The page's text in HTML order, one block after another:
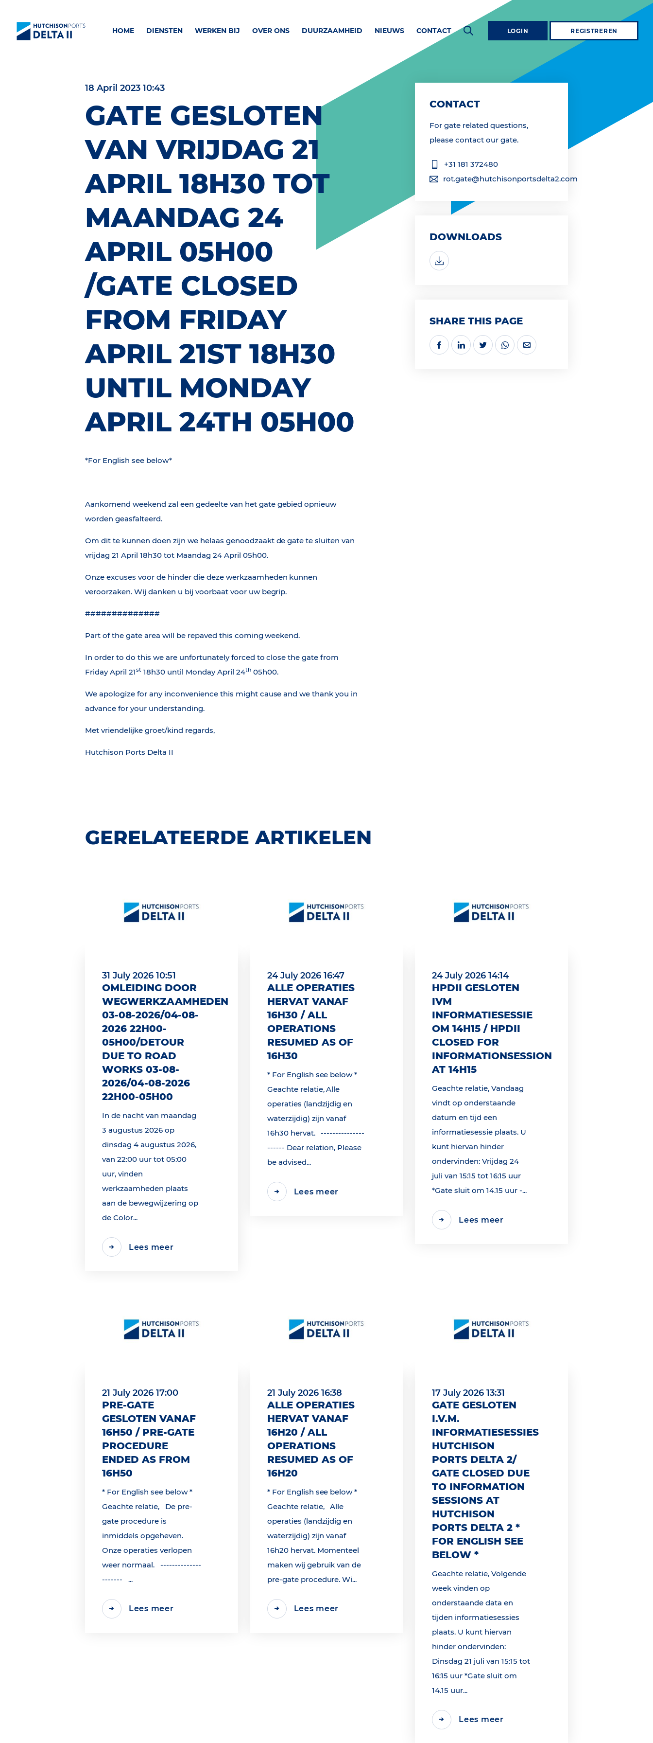
HOME DIENSTEN WERKEN BIJ OVER ONS DUURZAAMHEID NIEUWS CONTACT LOGIN REGISTREREN
18 April 2023 10:43
GATE GESLOTEN
VAN VRIJDAG 21
APRIL 18H30 TOT
MAANDAG 24
APRIL 05H00
/GATE CLOSED
FROM FRIDAY
APRIL 21ST 18H30
UNTIL MONDAY
APRIL 24TH 05H00
*For English see below*
Aankomend weekend zal een gedeelte van het gate gebied opnieuw
worden geasfalteerd.
Om dit te kunnen doen zijn we helaas genoodzaakt de gate te sluiten van
vrijdag 21 April 18h30 tot Maandag 24 April 05h00.
Onze excuses voor de hinder die deze werkzaamheden kunnen
veroorzaken. Wij danken u bij voorbaat voor uw begrip.
##############
Part of the gate area will be repaved this coming weekend.
In order to do this we are unfortunately forced to close the gate from
Friday April 21st18h30 until Monday April 24th05h00.
We apologize for any inconvenience this might cause and we thank you in
advance for your understanding.
Met vriendelijke groet/kind regards,
Hutchison Ports Delta II
CONTACT
For gate related questions,
please contact our gate.
+31 181 372480
rot.gate@hutchisonportsdelta2.com
DOWNLOADS
SHARE THIS PAGE
GERELATEERDE ARTIKELEN
31 July 2026 10:51
OMLEIDING DOOR
WEGWERKZAAMHEDEN
03-08-2026/04-08-
2026 22H00-
05H00/DETOUR
DUE TO ROAD
WORKS 03-08-
2026/04-08-2026
22H00-05H00
In de nacht van maandag
3 augustus 2026 op
dinsdag 4 augustus 2026,
van 22:00 uur tot 05:00
uur, vinden
werkzaamheden plaats
aan de bewegwijzering op
de Color...
Lees meer
24 July 2026 16:47
ALLE OPERATIES
HERVAT VANAF
16H30 / ALL
OPERATIONS
RESUMED AS OF
16H30
* For English see below *
Geachte relatie, Alle
operaties (landzijdig en
waterzijdig) zijn vanaf
16h30 hervat. ---------------
------ Dear relation, Please
be advised...
Lees meer
24 July 2026 14:14
HPDII GESLOTEN
IVM
INFORMATIESESSIE
OM 14H15 / HPDII
CLOSED FOR
INFORMATIONSESSION
AT 14H15
Geachte relatie, Vandaag
vindt op onderstaande
datum en tijd een
informatiesessie plaats. U
kunt hiervan hinder
ondervinden: Vrijdag 24
juli van 15:15 tot 16:15 uur
*Gate sluit om 14.15 uur -...
Lees meer
21 July 2026 17:00
PRE-GATE
GESLOTEN VANAF
16H50 / PRE-GATE
PROCEDURE
ENDED AS FROM
16H50
* For English see below *
Geachte relatie, De pre-
gate procedure is
inmiddels opgeheven.
Onze operaties verlopen
weer normaal. --------------
------- ...
Lees meer
21 July 2026 16:38
ALLE OPERATIES
HERVAT VANAF
16H20 / ALL
OPERATIONS
RESUMED AS OF
16H20
* For English see below *
Geachte relatie, Alle
operaties (landzijdig en
waterzijdig) zijn vanaf
16h20 hervat. Momenteel
maken wij gebruik van de
pre-gate procedure. Wi...
Lees meer
17 July 2026 13:31
GATE GESLOTEN
I.V.M.
INFORMATIESESSIES
HUTCHISON
PORTS DELTA 2/
GATE CLOSED DUE
TO INFORMATION
SESSIONS AT
HUTCHISON
PORTS DELTA 2 *
FOR ENGLISH SEE
BELOW *
Geachte relatie, Volgende
week vinden op
onderstaande data en
tijden informatiesessies
plaats. U kunt hiervan
hinder ondervinden:
Dinsdag 21 juli van 15:15 tot
16:15 uur *Gate sluit om
14.15 uur...
Lees meer